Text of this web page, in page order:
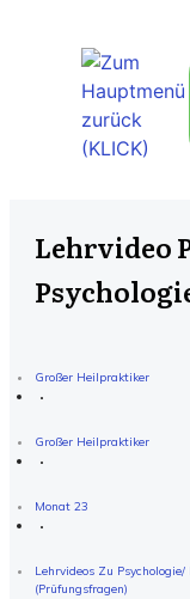
Lehrvideo
Großer Heilpraktiker
Großer Heilpraktiker
Monat 23
Lehrvideos Zu
(Prüfungsfragen)